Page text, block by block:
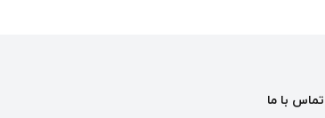
تماس با ما